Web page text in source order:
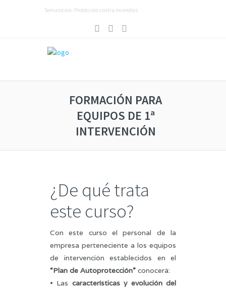
Semamcoin: Protección contra incendios
FORMACIÓN PARA
EQUIPOS DE 1ª
INTERVENCIÓN
¿De qué trata
este curso?
Con este curso el personal de la
empresa perteneciente a los equipos
de intervención establecidos en el
“Plan de Autoprotección” conocerá:
• Las características y evolución del